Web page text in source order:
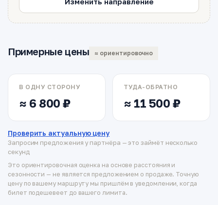
Примерные цены ≈ ориентировочно
В ОДНУ СТОРОНУ
≈ 6 800 ₽
ТУДА-ОБРАТНО
≈ 11 500 ₽
Проверить актуальную цену
Запросим предложения у партнёра — это займёт несколько
секунд
Это ориентировочная оценка на основе расстояния и
сезонности — не является предложением о продаже. Точную
цену по вашему маршруту мы пришлём в уведомлении, когда
билет подешевеет до вашего лимита.